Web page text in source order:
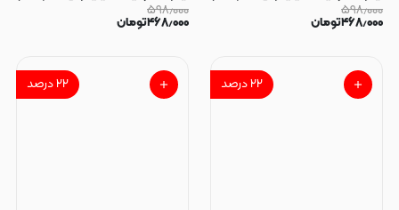
سیلور طرح گل لیلیوم صورتی کد
۵۹۸٫۰۰۰
۴۶۸٫۰۰۰تومان
سیلور طرح گل لیلیوم آبی کد
۵۹۸٫۰۰۰
۴۶۸٫۰۰۰تومان
۲۲درصد ۲۲درصد